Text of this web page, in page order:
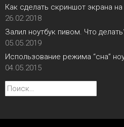
Как сделать скриншот экрана на
26.02.2018
Залил ноутбук пивом. Что
05.05.2019
Использование режима “сна”
04.05.2015
Найти: